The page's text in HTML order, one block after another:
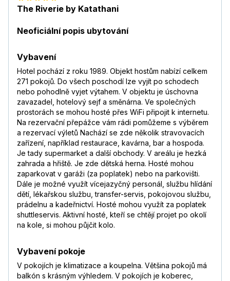
The Riverie by Katathani
Neoficiální popis ubytování
Vybavení
Hotel pochází z roku 1989. Objekt hostům nabízí celkem
271 pokojů. Do všech poschodí lze vyjít po schodech
nebo pohodlně vyjet výtahem. V objektu je úschovna
zavazadel, hotelový sejf a směnárna. Ve společných
prostorách se mohou hosté přes WiFi připojit k internetu.
Na rezervační přepážce vám rádi pomůžeme s výběrem
a rezervací výletů Nachází se zde několik stravovacích
zařízení, například restaurace, kavárna, bar a hospoda.
Je tady supermarket a další obchody. V areálu je hezká
zahrada a hřiště. Je zde dětská herna. Hosté mohou
zaparkovat v garáži (za poplatek) nebo na parkovišti.
Dále je možné využít vícejazyčný personál, službu hlídání
dětí, lékařskou službu, transfer-servis, pokojovou službu,
prádelnu a kadeřnictví. Hosté mohou využít za poplatek
shuttleservis. Aktivní hosté, kteří se chtějí projet po okolí
na kole, si mohou půjčit kolo.
Vybavení pokoje
V pokojích je klimatizace a koupelna. Většina pokojů má
balkón s krásným výhledem. V pokojích je koberec,